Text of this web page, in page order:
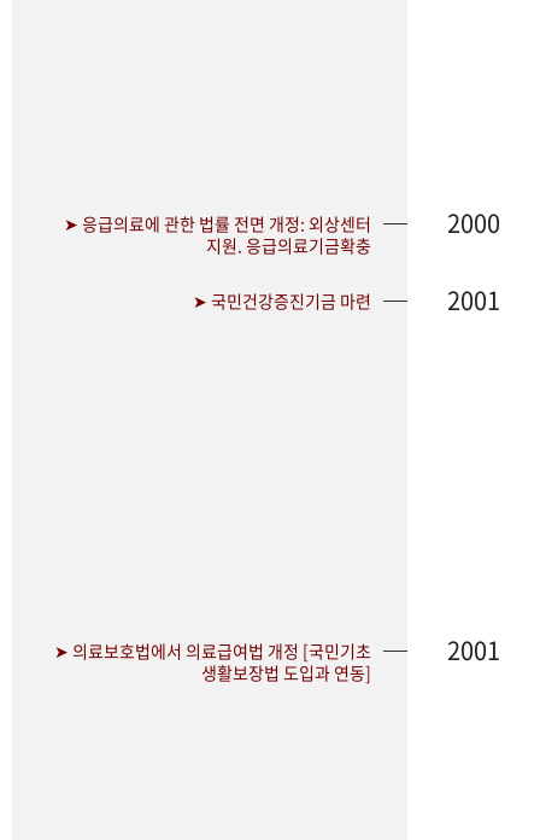
➤ 응급의료에 관한 법률 전면 개정: 외상센터
지원. 응급의료기금확충
2000
➤ 국민건강증진기금 마련 2001
➤ 의료보호법에서 의료급여법 개정 [국민기초
생활보장법 도입과 연동]
2001